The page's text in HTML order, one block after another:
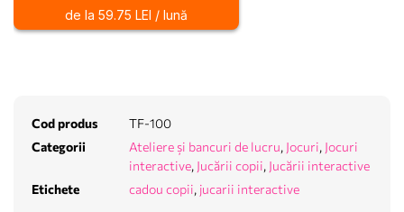
de la 59.75 LEI / lună
Cod produs
TF-100
Categorii
Ateliere și bancuri de lucru, Jocuri, Jocuri
interactive, Jucării copii, Jucării interactive
Etichete
cadou copii, jucarii interactive